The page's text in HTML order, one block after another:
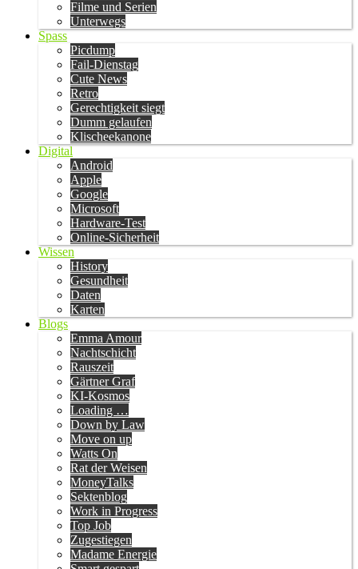
Filme und Serien
Unterwegs
Spass
Picdump
Fail-Dienstag
Cute News
Retro
Gerechtigkeit siegt
Dumm gelaufen
Klischeekanone
Digital
Android
Apple
Google
Microsoft
Hardware-Test
Online-Sicherheit
Wissen
History
Gesundheit
Daten
Karten
Blogs
Emma Amour
Nachtschicht
Rauszeit
Gärtner Graf
KI-Kosmos
Loading …
Down by Law
Move on up
Watts On
Rat der Weisen
MoneyTalks
Sektenblog
Work in Progress
Top Job
Zugestiegen
Madame Energie